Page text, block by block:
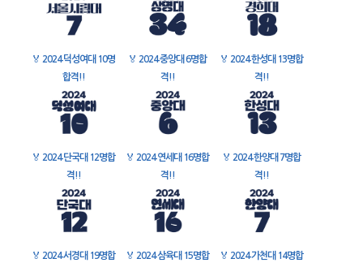
🏅 2024 덕성여대 10명
합격!!
🏅 2024 중앙대 6명합
격!!
🏅 2024 한성대 13명합
격!!
🏅 2024 단국대 12명합
격!!
🏅 2024 연세대 16명합
격!!
🏅 2024 한양대 7명합
격!!
🏅 2024 서경대 19명합
🏅 2024 삼육대 15명합
🏅 2024 가천대 14명합